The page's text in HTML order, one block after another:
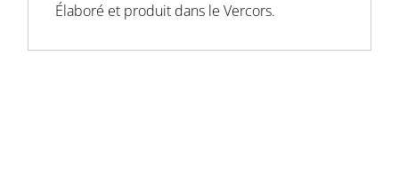
Élaboré et produit dans le Vercors.